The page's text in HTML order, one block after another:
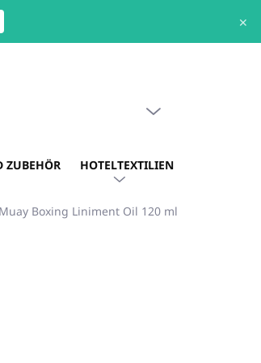
✕
ZUBEHÖR HOTELTEXTILIEN
Boxing Liniment Oil 120 ml